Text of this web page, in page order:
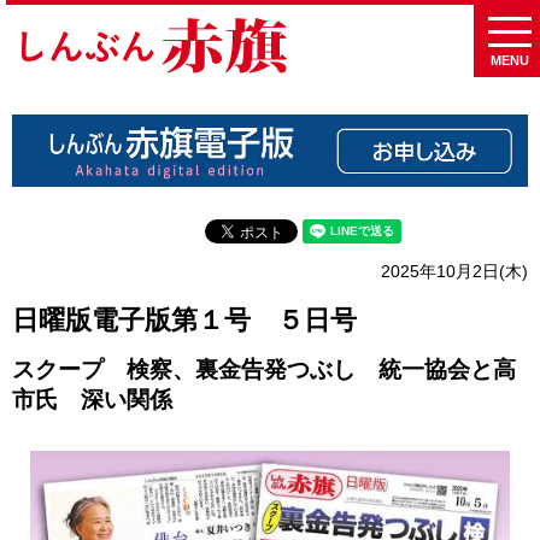
MENU
2025年10月2日(木)
日曜版電子版第１号 ５日号
スクープ 検察、裏金告発つぶし 統一協会と高
市氏 深い関係